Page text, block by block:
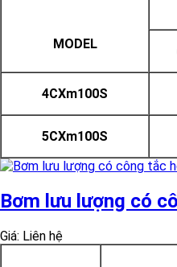
MODEL
4CXm100S
5CXm100S
Bơm lưu lượng có
Giá: Liên hệ